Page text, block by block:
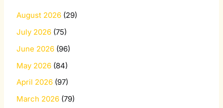
August 2026 (29)
July 2026 (75)
June 2026 (96)
May 2026 (84)
April 2026 (97)
March 2026 (79)